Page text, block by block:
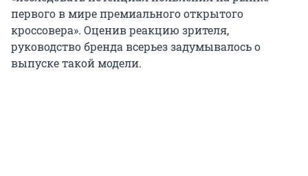
первого в мире премиального открытого
кроссовера». Оценив реакцию зрителя,
руководство бренда всерьез задумывалось о
выпуске такой модели.